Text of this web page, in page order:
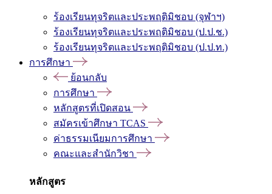
ร้องเรียนทุจริตและประพฤติมิชอบ (จุฬาฯ)
ร้องเรียนทุจริตและประพฤติมิชอบ (ป.ป.ช.)
ร้องเรียนทุจริตและประพฤติมิชอบ (ป.ป.ท.)
การศึกษา
ย้อนกลับ
การศึกษา
หลักสูตรที่เปิดสอน
สมัครเข้าศึกษา TCAS
ค่าธรรมเนียมการศึกษา
คณะและสำนักวิชา
หลักสูตร